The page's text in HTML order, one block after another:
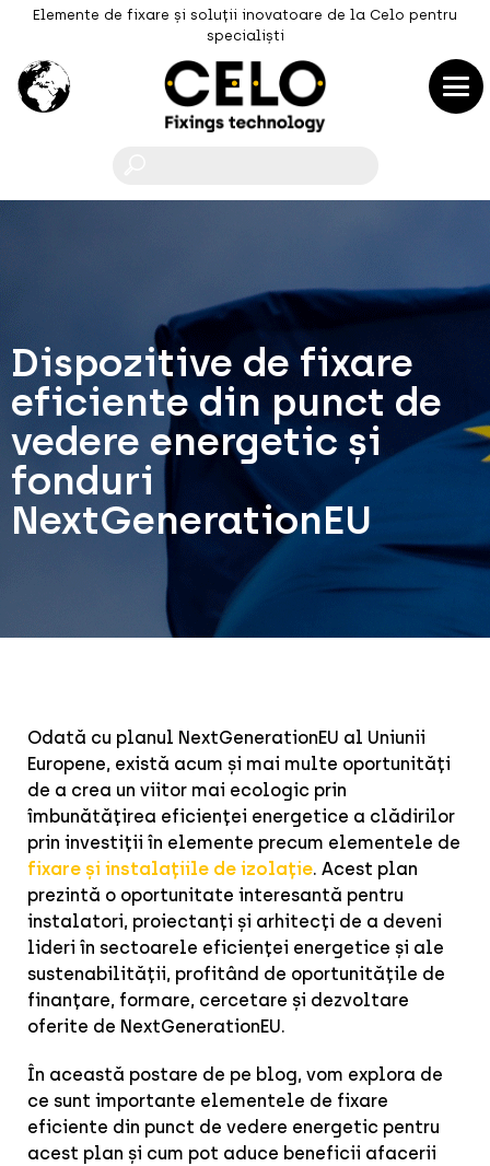
Elemente de fixare și soluții inovatoare de la Celo pentru
specialiști
Dispozitive de fixare
eficiente din punct de
vedere energetic și
fonduri
NextGenerationEU
Odată cu planul NextGenerationEU al Uniunii
Europene, există acum și mai multe oportunități
de a crea un viitor mai ecologic prin
îmbunătățirea eficienței energetice a clădirilor
prin investiții în elemente precum elementele de
fixare și instalațiile de izolație. Acest plan
prezintă o oportunitate interesantă pentru
instalatori, proiectanți și arhitecți de a deveni
lideri în sectoarele eficienței energetice și ale
sustenabilității, profitând de oportunitățile de
finanțare, formare, cercetare și dezvoltare
oferite de NextGenerationEU.
În această postare de pe blog, vom explora de
ce sunt importante elementele de fixare
eficiente din punct de vedere energetic pentru
acest plan și cum pot aduce beneficii afacerii